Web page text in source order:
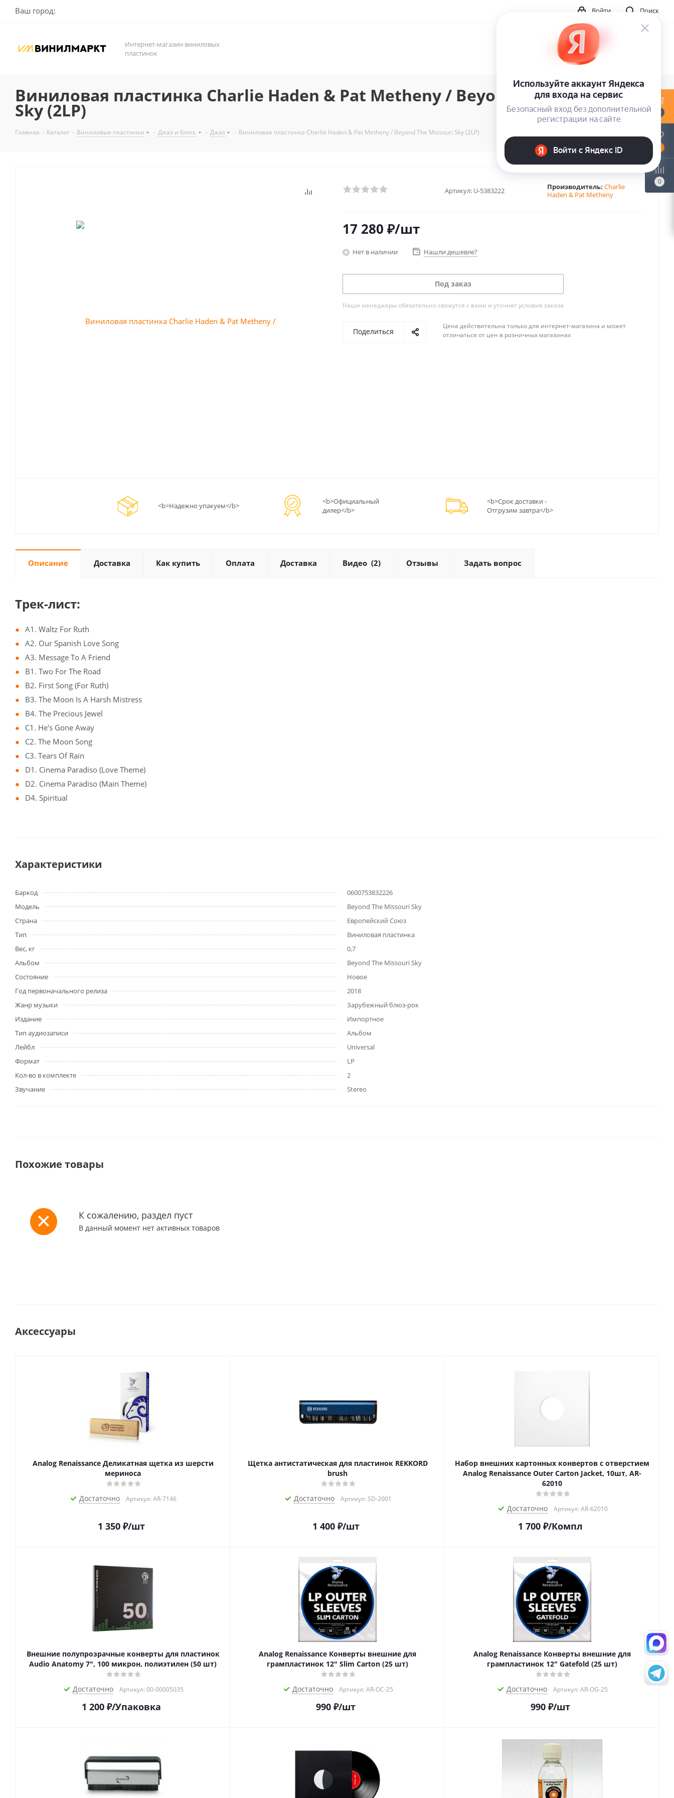
Ваш город: Поиск
Войти
Интернет-магазин виниловых
пластинок
Виниловая пластинка Charlie Haden & Pat Metheny / Beyond The Missouri
Sky (2LP)
Главная - Каталог - Виниловые пластинки - Джаз и блюз. - Джаз - Виниловая пластинка Charlie Haden & Pat Metheny / Beyond The Missouri Sky (2LP)
Артикул: U-5383222 Производитель: Charlie
Haden & Pat Metheny
17 280 ₽/шт
Нет в наличии Нашли дешевле?
Под заказ
Наши менеджеры обязательно свяжутся с вами и уточнят условия заказа
Поделиться
Цена действительна только для интернет-магазина и может
отличаться от цен в розничных магазинах
<b>Надежно упакуем</b>
<b>Официальный
дилер</b>
<b>Срок доставки -
Отгрузим завтра</b>
Описание Доставка Как купить Оплата Доставка Видео (2) Отзывы Задать вопрос
Трек-лист:
A1. Waltz For Ruth
A2. Our Spanish Love Song
A3. Message To A Friend
B1. Two For The Road
B2. First Song (For Ruth)
B3. The Moon Is A Harsh Mistress
B4. The Precious Jewel
C1. He's Gone Away
C2. The Moon Song
C3. Tears Of Rain
D1. Cinema Paradiso (Love Theme)
D2. Cinema Paradiso (Main Theme)
D4. Spiritual
Характеристики
Баркод
0600753832226
Модель
Beyond The Missouri Sky
Страна
Европейский Союз
Тип
Виниловая пластинка
Вес, кг
0,7
Альбом
Beyond The Missouri Sky
Состояние
Новое
Год первоначального релиза
2018
Жанр музыки
Зарубежный блюз-рок
Издание
Импортное
Тип аудиозаписи
Альбом
Лейбл
Universal
Формат
LP
Кол-во в комплекте
2
Звучание
Stereo
Похожие товары
К сожалению, раздел пуст
В данный момент нет активных товаров
Аксессуары
Analog Renaissance Деликатная щетка из шерсти
мериноса
Достаточно Артикул: AR-7146
1 350₽/шт
Щетка антистатическая для пластинок REKKORD
brush
Достаточно Артикул: SD-2001
1 400₽/шт
Набор внешних картонных конвертов с отверстием
Analog Renaissance Оuter Carton Jacket, 10шт, AR-
62010
Достаточно Артикул: AR-62010
1 700 ₽/Компл
Внешние полупрозрачные конверты для пластинок
Audio Anatomy 7", 100 микрон, полиэтилен (50 шт)
Достаточно Артикул: 00-00005035
1 200₽/Упаковка
Analog Renaissance Конверты внешние для
грампластинок 12" Slim Carton (25 шт)
Достаточно Артикул: AR-OC-25
990 ₽/шт
Analog Renaissance Конверты внешние для
грампластинок 12" Gatefold (25 шт)
Достаточно Артикул: AR-OG-25
990 ₽/шт
0
0
0